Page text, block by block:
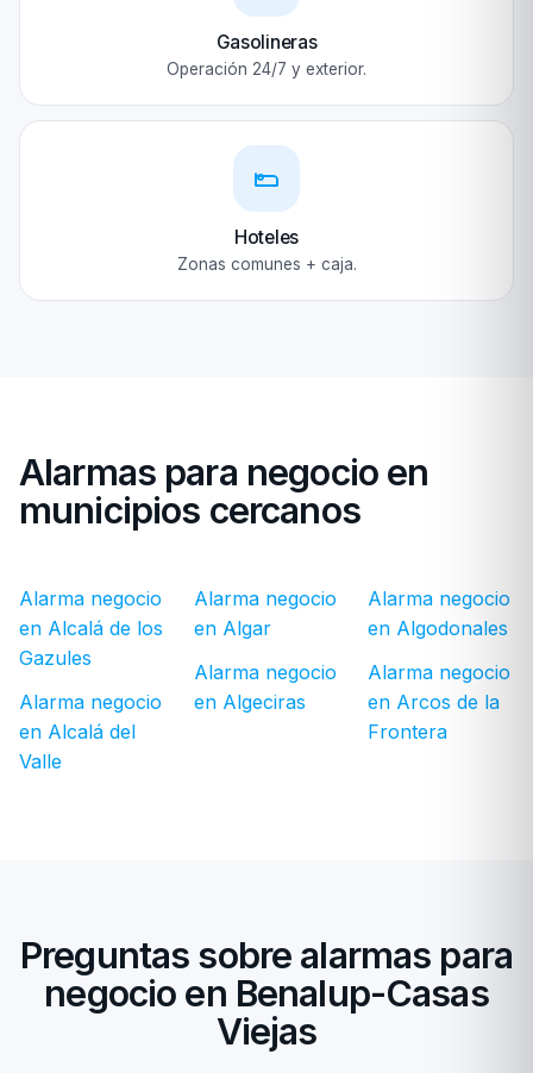
Gasolineras
Operación 24/7 y exterior.
Hoteles
Zonas comunes + caja.
Alarmas para negocio en
municipios cercanos
Alarma negocio
en Alcalá de los
Gazules
Alarma negocio
en Alcalá del
Valle
Alarma negocio
en Algar
Alarma negocio
en Algeciras
Alarma negocio
en Algodonales
Alarma negocio
en Arcos de la
Frontera
Preguntas sobre alarmas para
negocio en Benalup-Casas
Viejas